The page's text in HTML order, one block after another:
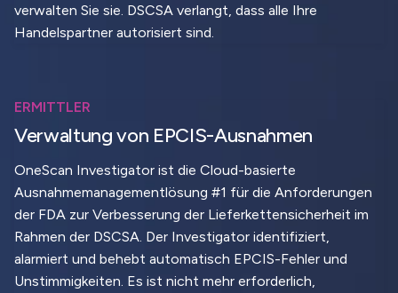
verwalten Sie sie. DSCSA verlangt, dass alle Ihre
Handelspartner autorisiert sind.
ERMITTLER
Verwaltung von EPCIS-Ausnahmen
OneScan Investigator ist die Cloud-basierte
Ausnahmemanagementlösung #1 für die Anforderungen
der FDA zur Verbesserung der Lieferkettensicherheit im
Rahmen der DSCSA. Der Investigator identifiziert,
alarmiert und behebt automatisch EPCIS-Fehler und
Unstimmigkeiten. Es ist nicht mehr erforderlich,